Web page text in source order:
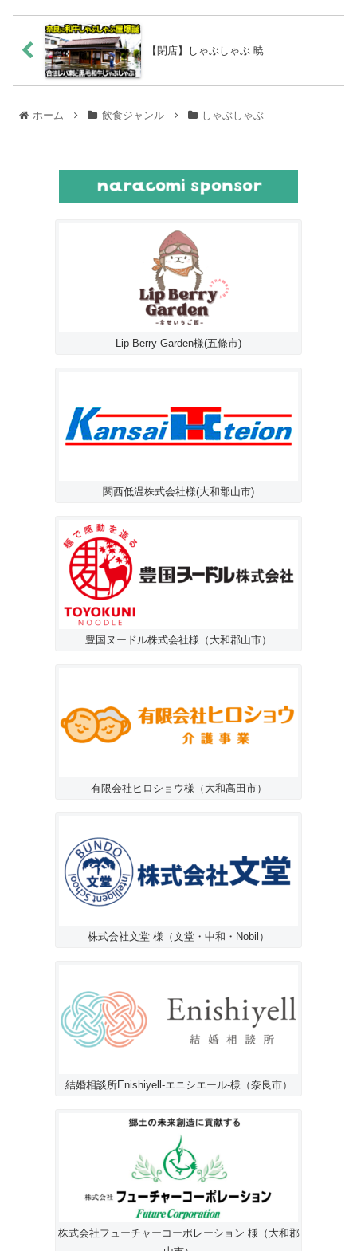
【閉店】しゃぶしゃぶ 暁
ホーム 飲食ジャンル しゃぶしゃぶ
Lip Berry Garden様(五條市)
関西低温株式会社様(大和郡山市)
豊国ヌードル株式会社様（大和郡山市）
有限会社ヒロショウ様（大和高田市）
株式会社文堂 様（文堂・中和・Nobil）
結婚相談所Enishiyell-エニシエール-様（奈良市）
株式会社フューチャーコーポレーション 様（大和郡